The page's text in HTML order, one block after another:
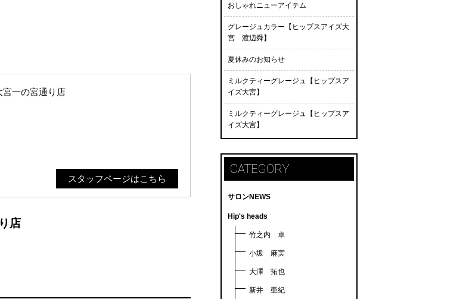
宮一の宮通り店
スタッフページはこちら
店
おしゃれニューアイテム
グレージュカラー【ヒップスアイズ大
宮 渡辺舜】
夏休みのお知らせ
ミルクティーグレージュ【ヒップスア
イズ大宮】
ミルクティーグレージュ【ヒップスア
イズ大宮】
CATEGORY
サロンNEWS
Hip's heads
竹之内 卓
小坂 麻実
大澤 拓也
新井 亜紀